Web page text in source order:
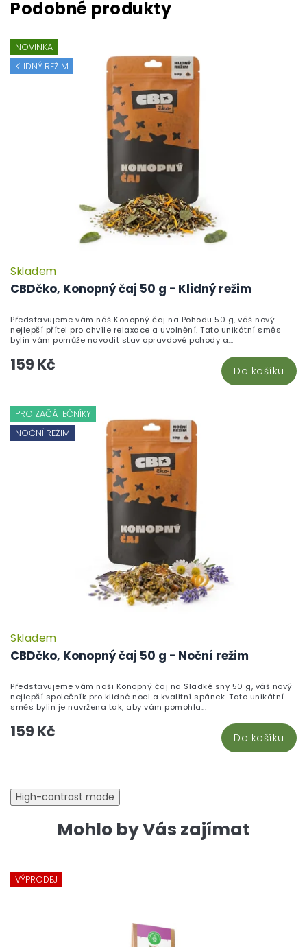
NOVINKA
KLIDNÝ REŽIM
CBDčko, Konopný čaj 50 g - Klidný režim
Skladem
159 Kč Do košíku
Představujeme vám náš Konopný čaj na Pohodu 50 g, váš nový
nejlepší přítel pro chvíle relaxace a uvolnění. Tato unikátní směs
bylin vám pomůže navodit stav opravdové pohody a...
PRO ZAČÁTEČNÍKY
NOČNÍ REŽIM
CBDčko, Konopný čaj 50 g - Noční režim
Skladem
159 Kč Do košíku
Představujeme vám naši Konopný čaj na Sladké sny 50 g, váš nový
nejlepší společník pro klidné noci a kvalitní spánek. Tato unikátní
směs bylin je navržena tak, aby vám pomohla...
High-contrast mode
Mohlo by Vás zajímat
VÝPRODEJ